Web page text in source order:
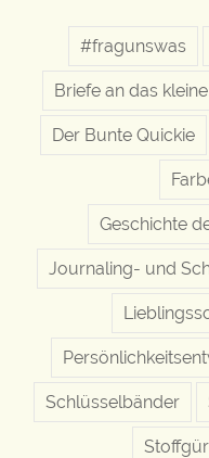
#fragunswas
Briefe an das
Der Bunte Quickie
Geschichte
Journaling- und
Schlüsselbänder